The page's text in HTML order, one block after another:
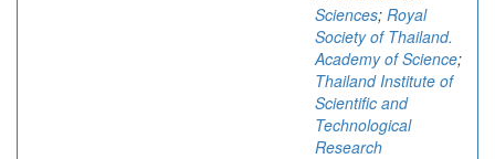
Sciences; Royal
Society of Thailand.
Academy of Science;
Thailand Institute of
Scientific and
Technological
Research